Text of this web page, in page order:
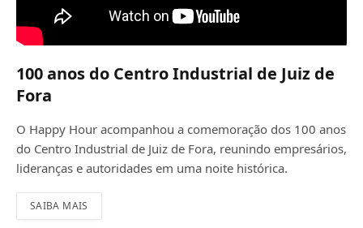
100 anos do Centro Industrial de Juiz de
Fora
O Happy Hour acompanhou a comemoração dos 100 anos
do Centro Industrial de Juiz de Fora, reunindo empresários,
lideranças e autoridades em uma noite histórica.
SAIBA MAIS